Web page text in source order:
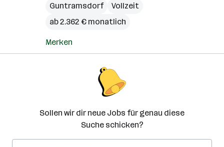
Guntramsdorf
Vollzeit
ab 2.362 € monatlich
Merken
Sollen wir dir neue Jobs für genau diese
Suche schicken?